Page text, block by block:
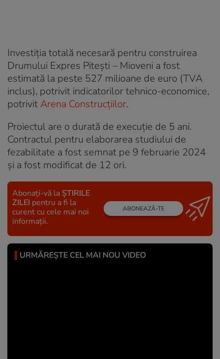
Investiția totală necesară pentru construirea
Drumului Expres Pitești – Mioveni a fost
estimată la peste 527 milioane de euro (TVA
inclus), potrivit indicatorilor tehnico-economice,
potrivitArena Construcțiilor.
Proiectul are o durată de execuție de 5 ani.
Contractul pentru elaborarea studiului de
fezabilitate a fost semnat pe 9 februarie 2024
și a fost modificat de 12 ori.
Abonați-vă la ȘTIRILE
ZILEI pentru a fi la
curent cu cele mai noi
informații.
ABONEAZĂ-TE
URMĂREȘTE CEL MAI NOU VIDEO